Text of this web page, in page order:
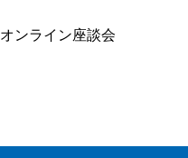
オンライン座談会